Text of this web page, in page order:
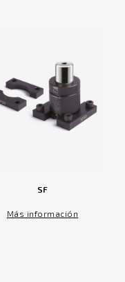
SF
Más información